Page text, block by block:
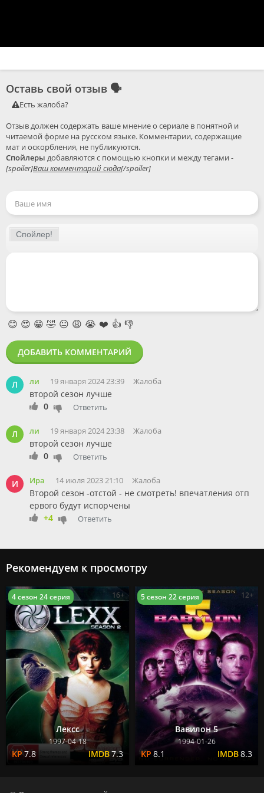
Оставь свой отзыв 🗣
Есть жалоба?
Отзыв должен содержать ваше мнение о сериале в понятной и
читаемой форме на русском языке. Комментарии, содержащие
Спойлеры добавляются с помощью кнопки и между тегами -
[spoiler]Ваш комментарий сюда[/spoiler]
Л ли 19 января 2024 23:39 Жалоба
второй сезон лучше
0
Ответить
Л ли 19 января 2024 23:38 Жалоба
второй сезон лучше
0
Ответить
И Ира 14 июля 2023 21:10 Жалоба
Второй сезон -отстой - не смотреть! впечатления отп
ервого будут испорчены
+4
Ответить
😊 😍 😁 🤣 😐 😩 😭 ❤️ 👍 👎
ДОБАВИТЬ КОММЕНТАРИЙ
Рекомендуем к просмотру
Лексс
1997-04-18
7.8 7.3
4 сезон 24 серия 16+
Вавилон 5
1994-01-26
8.1 8.3
5 сезон 22 серия 12+